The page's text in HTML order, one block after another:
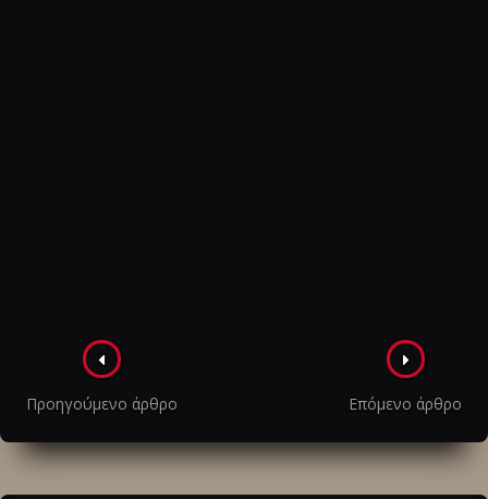
Πλοήγηση
στα
άρθρα
Προηγούμενο άρθρο Επόμενο άρθρο